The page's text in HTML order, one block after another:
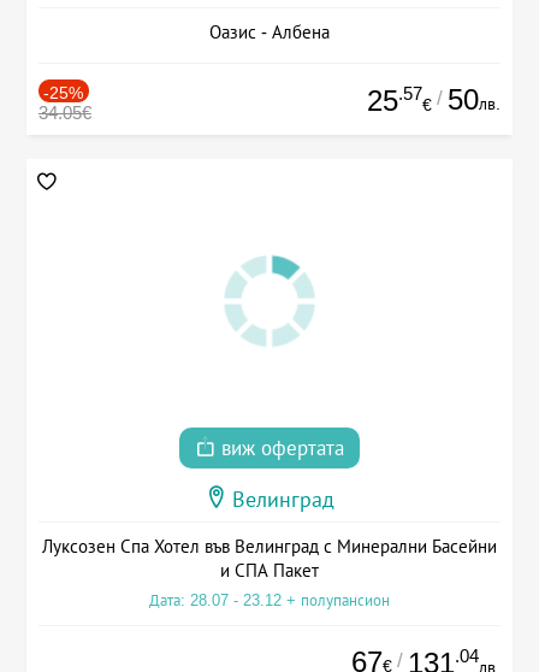
Оазис - Албена
-25%
34.05€ 25.57
€ / 50лв.
виж офертата
Велинград
Луксозен Спа Хотел във Велинград с Минерални Басейни
и СПА Пакет
Дата: 28.07 - 23.12 + полупансион
67€ / 131.04
лв.